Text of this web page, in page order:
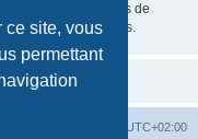
ce site, vous
permettant
responsables en cas de
vos données.
UTC+02:00